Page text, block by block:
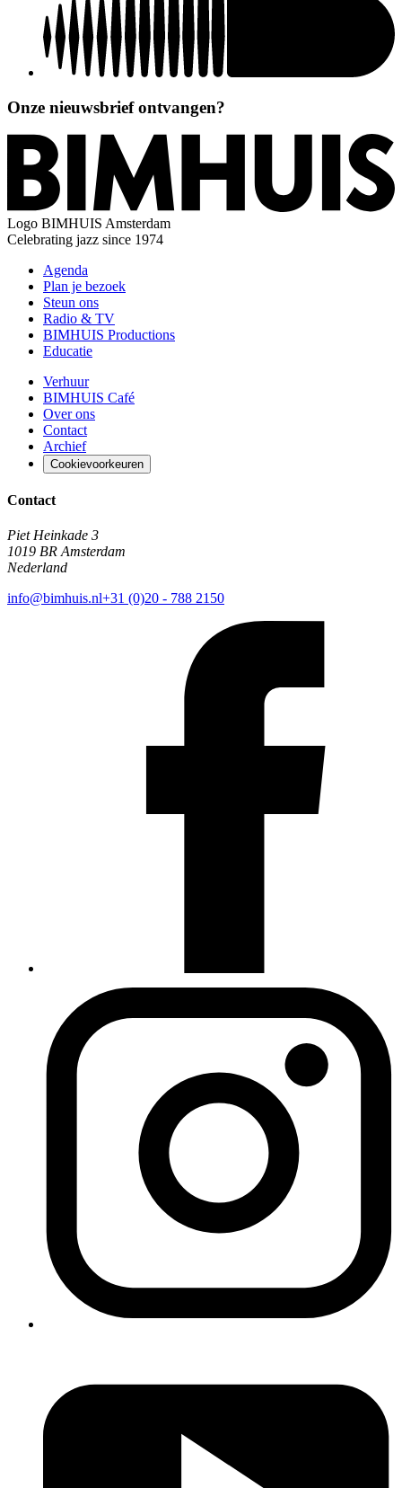
Onze nieuwsbrief ontvangen?
Logo BIMHUIS Amsterdam
Celebrating jazz since 1974
Agenda
Plan je bezoek
Steun ons
Radio & TV
BIMHUIS Productions
Educatie
Verhuur
BIMHUIS Café
Over ons
Contact
Archief
Cookievoorkeuren
Contact
Piet Heinkade 3
1019 BR Amsterdam
Nederland
info@bimhuis.nl+31 (0)20 - 788 2150